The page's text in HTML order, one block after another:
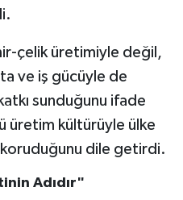
çelik üretimiyle değil,
ve iş gücüyle de
sunduğunu ifade
üretim kültürüyle ülke
dile getirdi.
Adıdır"